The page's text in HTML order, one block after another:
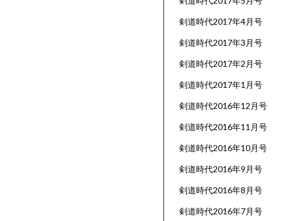
剣道時代2017年4月号
剣道時代2017年3月号
剣道時代2017年2月号
剣道時代2017年1月号
剣道時代2016年12月号
剣道時代2016年11月号
剣道時代2016年10月号
剣道時代2016年9月号
剣道時代2016年8月号
剣道時代2016年7月号